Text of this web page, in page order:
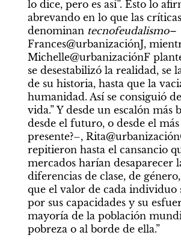
lo dice, pero es así”. Esto lo
abrevando en lo que las
denominan tecnofeudalismo–
Frances@urbanizaciónJ,
Michelle@urbanizaciónF
se desestabilizó la realidad, se
de su historia, hasta que la
humanidad. Así se consiguió
vida.” Y desde un escalón más
desde el futuro, o desde el
presente?–,
repitieron hasta el cansancio
mercados harían desaparecer
diferencias de clase, de
que el valor de cada individuo
por sus capacidades y su
mayoría de la población
pobreza o al borde de ella.”